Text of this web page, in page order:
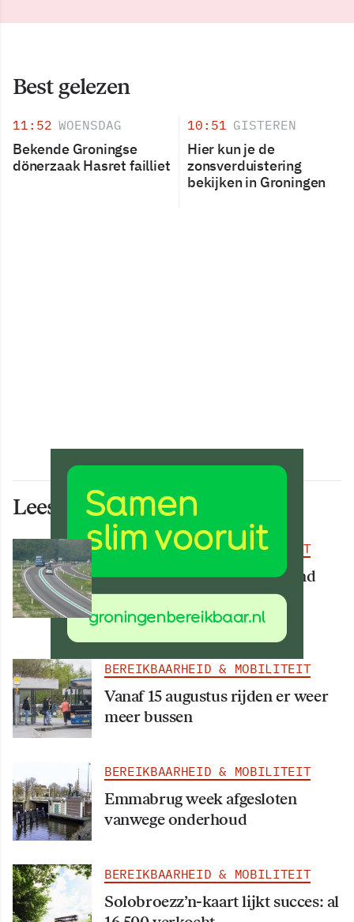
Best gelezen
11:52 WOENSDAG
Bekende Groningse
dönerzaak Hasret failliet
10:51 GISTEREN
Hier kun je de
zonsverduistering
bekijken in Groningen
Lees ook deze artikelen
BEREIKBAARHEID & MOBILITEIT
Deel van N34 meer dan maand
afgesloten vanwege
werkzaamheden
BEREIKBAARHEID & MOBILITEIT
Vanaf 15 augustus rijden er weer
meer bussen
BEREIKBAARHEID & MOBILITEIT
Emmabrug week afgesloten
vanwege onderhoud
BEREIKBAARHEID & MOBILITEIT
Solobroezz’n-kaart lijkt succes: al